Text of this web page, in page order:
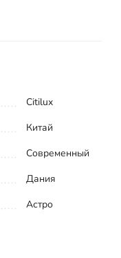
Citilux
Китай
Современный
Дания
Астро